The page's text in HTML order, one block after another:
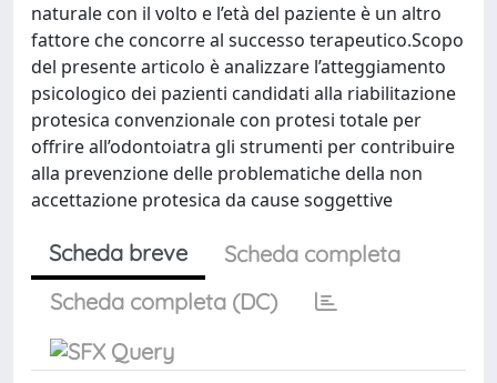
naturale con il volto e l’età del paziente è un altro
fattore che concorre al successo terapeutico.Scopo
del presente articolo è analizzare l’atteggiamento
psicologico dei pazienti candidati alla riabilitazione
protesica convenzionale con protesi totale per
offrire all’odontoiatra gli strumenti per contribuire
alla prevenzione delle problematiche della non
accettazione protesica da cause soggettive
Scheda breve
Scheda completa
Scheda completa (DC)